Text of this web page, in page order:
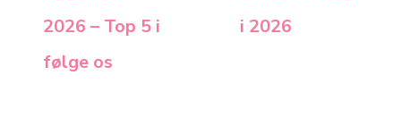
2026 – Top 5 i
følge os
i 2026